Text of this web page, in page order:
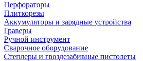
Перфораторы
Плиткорезы
Аккумуляторы и зарядные устройства
Граверы
Ручной инструмент
Сварочное оборудование
Степлеры и гвоздезабивные пистолеты